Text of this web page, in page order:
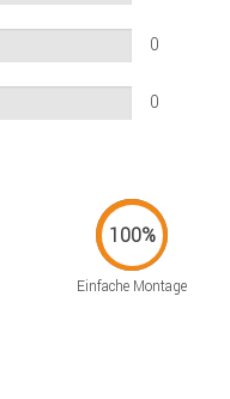
0
0
Einfache Montage